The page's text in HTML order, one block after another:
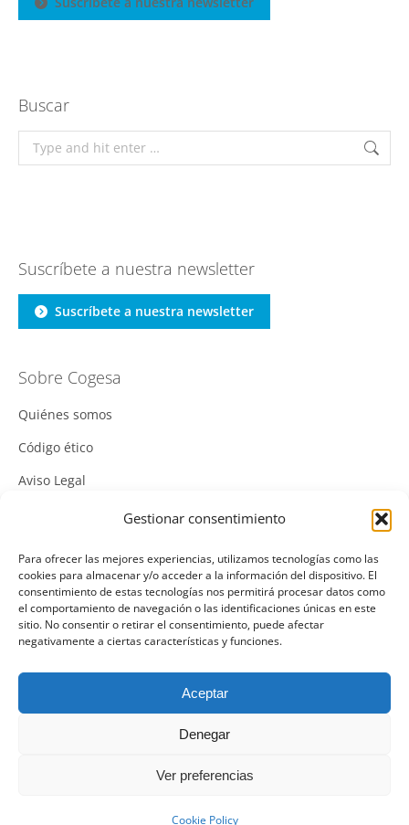
Gestionar consentimiento
Para ofrecer las mejores experiencias, utilizamos tecnologías como las
cookies para almacenar y/o acceder a la información del dispositivo. El
consentimiento de estas tecnologías nos permitirá procesar datos como
el comportamiento de navegación o las identificaciones únicas en este
sitio. No consentir o retirar el consentimiento, puede afectar
negativamente a ciertas características y funciones.
Aceptar
Denegar
Ver preferencias
Cookie Policy
Buscar
Search:
Suscríbete a nuestra newsletter
Suscríbete a nuestra newsletter
Sobre Cogesa
Quiénes somos
Código ético
Aviso Legal
Política de Cookies
Política Integrada de Gestión
Política de Calidad
Canal Denuncias
Mas información del canal denuncias